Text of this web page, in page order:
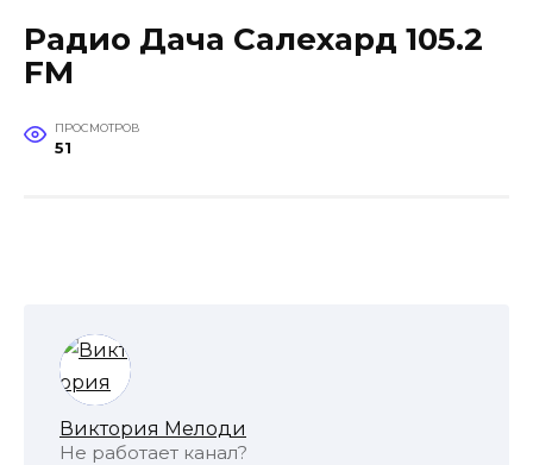
Радио Дача Салехард 105.2
FM
ПРОСМОТРОВ
51
Виктория Мелоди
Не работает канал?